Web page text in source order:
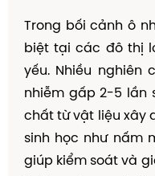
Trong bối cảnh ô
biệt tại các đô thị
yếu. Nhiều nghiên
nhiễm gấp 2-5 lần
chất từ vật liệu xây
sinh học như nấm
giúp kiểm soát và